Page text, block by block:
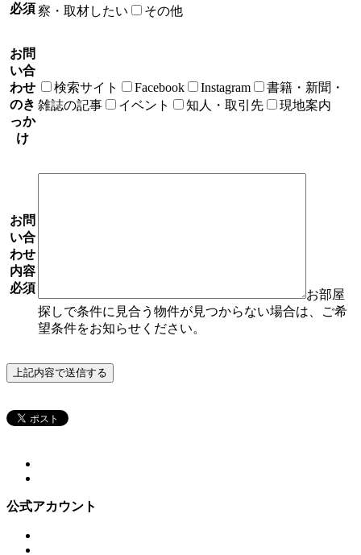
必須 察・取材したい その他
お問
い合
わせ
のき
っか
け
検索サイト Facebook Instagram
書籍・新聞・
雑誌の記事
イベント 知人・取引先 現地案内
お問
い合
わせ
内容
必須
お部屋
探しで条件に見合う物件が見つからない場合は、ご希
望条件をお知らせください。
公式アカウント